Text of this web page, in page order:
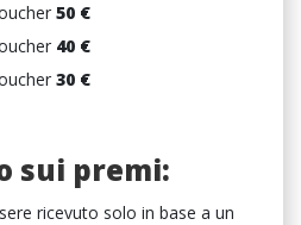
50 €
40 €
30 €
sui premi:
ricevuto solo in base a un